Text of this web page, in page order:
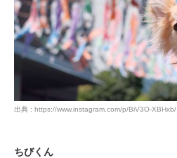
出典 : https://www.instagram.com/p/BiV3O-XBHxb/
ちびくん